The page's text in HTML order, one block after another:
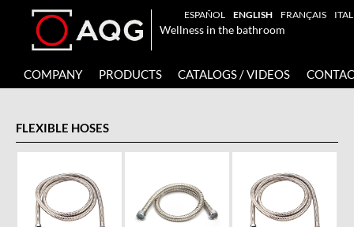
Wellness in the bathroom
COMPANY PRODUCTS CATALOGS / VIDEOS
ESPAÑOL ENGLISH FRANÇAIS
FLEXIBLE HOSES